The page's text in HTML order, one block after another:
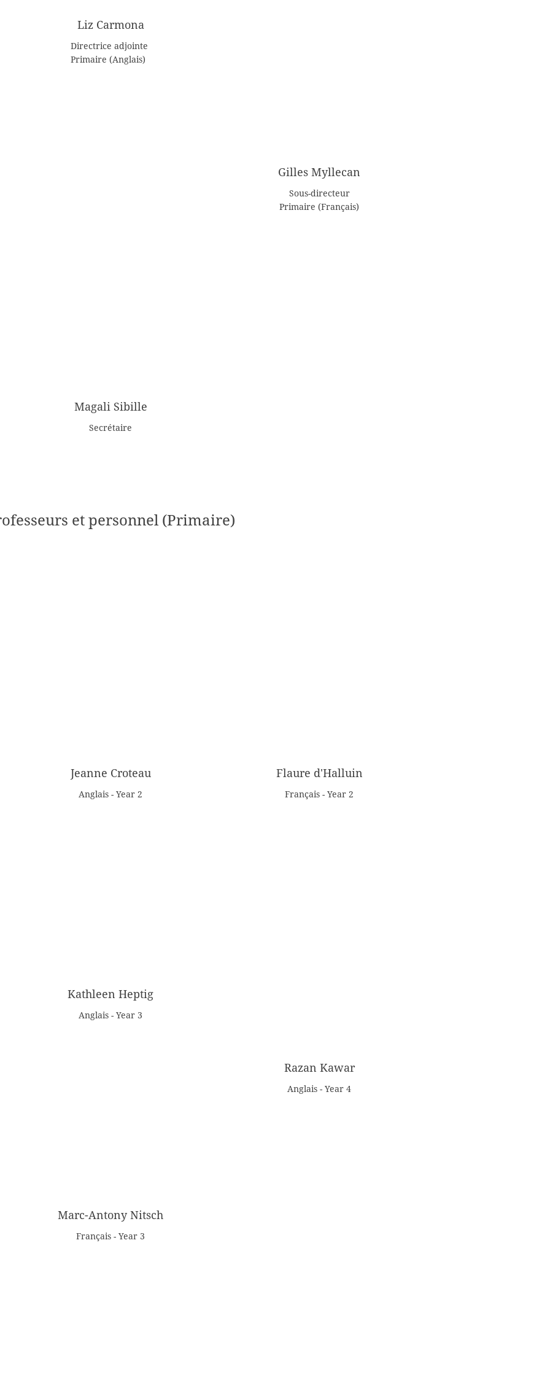
Liz Carmona
Directrice adjointe
Primaire (Anglais)
Gilles Myllecan
Sous-directeur
Primaire (Français)
Magali Sibille
Secrétaire
et personnel (Primaire)
Jeanne Croteau
Anglais - Year 2
Flaure d'Halluin
Français - Year 2
Kathleen Heptig
Anglais - Year 3
Marc-Antony Nitsch
Français - Year 3
Razan Kawar
Anglais - Year 4